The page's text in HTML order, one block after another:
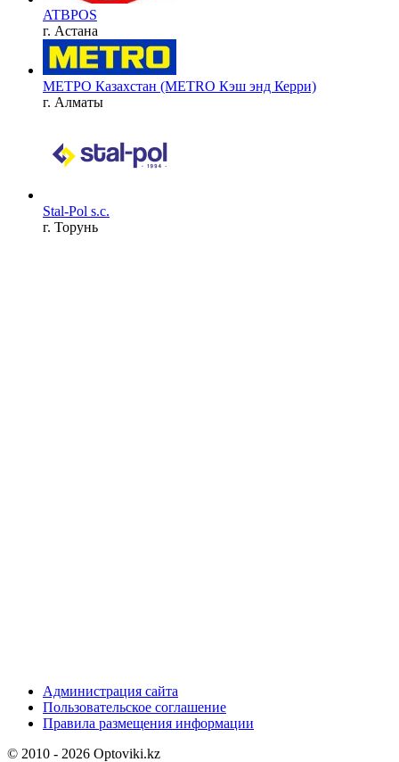
ATBPOS
г. Астана
МЕТРО Казахстан (METRO Кэш энд Керри)
г. Алматы
Stal-Pol s.c.
г. Торунь
Администрация сайта
Пользовательское соглашение
Правила размещения информации
© 2010 - 2026 Optoviki.kz